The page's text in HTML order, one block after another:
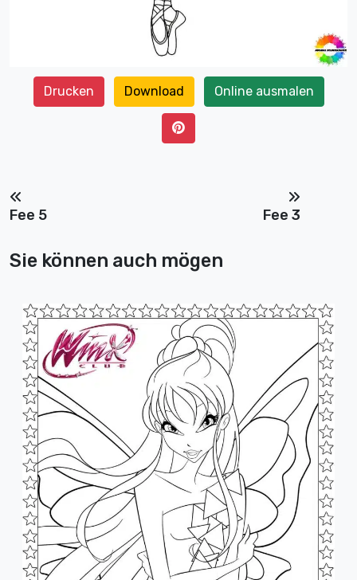
Drucken Download Online ausmalen
Fee 5 Fee 3
Sie können auch mögen